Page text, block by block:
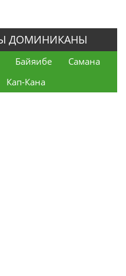
ДОМИНИКАНЫ
Байяибе
Самана
Кап-Кана